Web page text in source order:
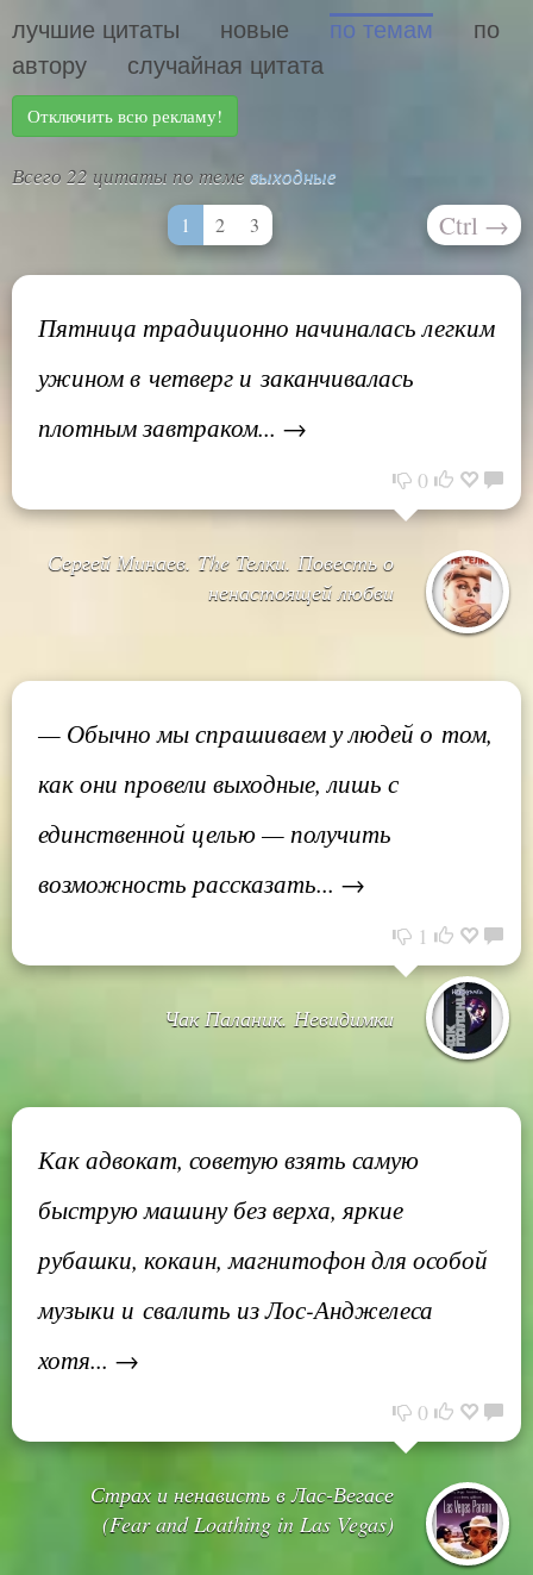
лучшие цитаты новые по темам
по
автору
случайная цитата
Отключить всю рекламу!
Всего 22 цитаты по теме выходные
1 2 3 Ctrl →
Пятница традиционно начиналась легким
ужином в четверг и заканчивалась
плотным завтраком... →
0
Сергей Минаев. The Телки. Повесть о
ненастоящей любви
— Обычно мы спрашиваем у людей о том,
как они провели выходные, лишь с
единственной целью — получить
возможность рассказать... →
1
Чак Паланик. Невидимки
Как адвокат, советую взять самую
быструю машину без верха, яркие
рубашки, кокаин, магнитофон для особой
музыки и свалить из Лос-Анджелеса
хотя... →
0
Страх и ненависть в Лас-Вегасе
(Fear and Loathing in Las Vegas)